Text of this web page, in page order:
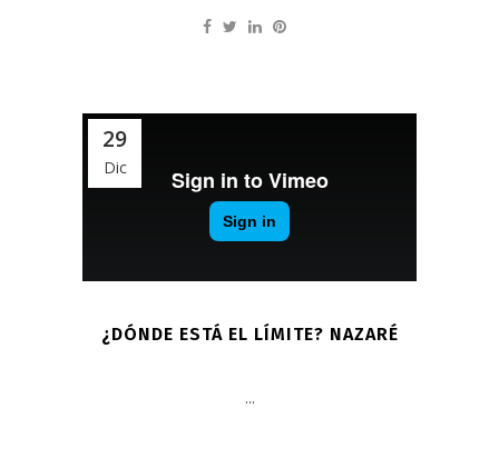
29
Dic
¿DÓNDE ESTÁ EL LÍMITE? NAZARÉ
...